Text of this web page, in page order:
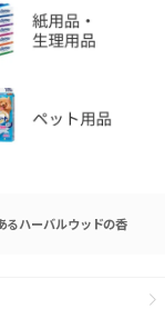
ハーバルウッドの香